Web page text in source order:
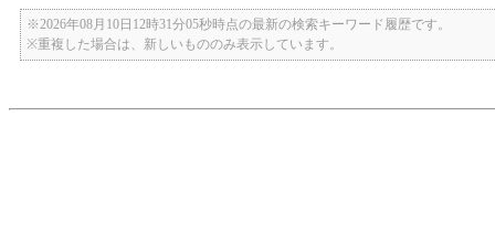
※2026年08月10日12時31分05秒時点の最新の検索キーワード履歴です。
※重複した場合は、新しいもののみ表示しています。